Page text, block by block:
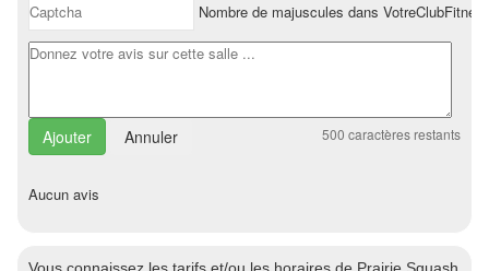
Nombre de majuscules dans
Annuler 500 caractères restants
Aucun avis